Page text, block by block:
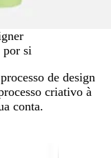
por si
de design
criativo à
conta.